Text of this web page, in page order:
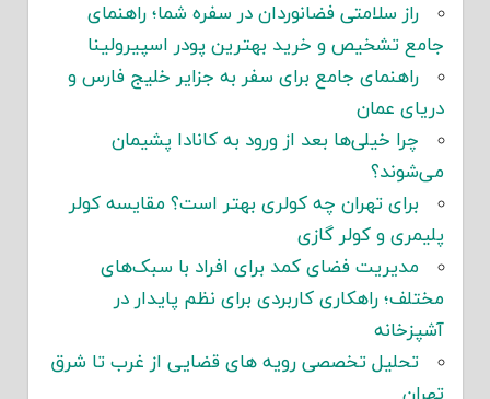
راز سلامتی فضانوردان در سفره شما؛ راهنمای
جامع تشخیص و خرید بهترین پودر اسپیرولینا
راهنمای جامع برای سفر به جزایر خلیج فارس و
دریای عمان
چرا خیلی‌ها بعد از ورود به کانادا پشیمان
می‌شوند؟
برای تهران چه کولری بهتر است؟ مقایسه کولر
پلیمری و کولر گازی
مدیریت فضای کمد برای افراد با سبک‌های
مختلف؛ راهکاری کاربردی برای نظم پایدار در
آشپزخانه
تحلیل تخصصی رویه های قضایی از غرب تا شرق